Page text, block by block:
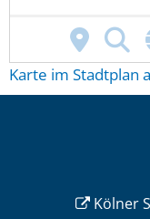
Karte im Stadtplan
Kölner